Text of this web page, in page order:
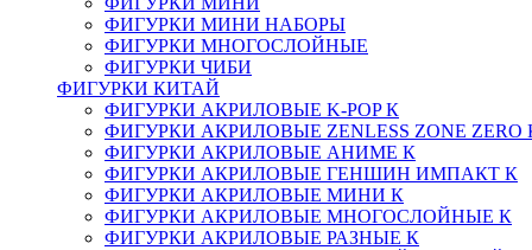
ФИГУРКИ МИНИ НАБОРЫ
ФИГУРКИ МНОГОСЛОЙНЫЕ
ФИГУРКИ ЧИБИ
ФИГУРКИ КИТАЙ
ФИГУРКИ АКРИЛОВЫЕ K-POP К
ФИГУРКИ АКРИЛОВЫЕ ZENLESS ZONE ZERO
ФИГУРКИ АКРИЛОВЫЕ АНИМЕ К
ФИГУРКИ АКРИЛОВЫЕ ГЕНШИН ИМПАКТ К
ФИГУРКИ АКРИЛОВЫЕ МИНИ К
ФИГУРКИ АКРИЛОВЫЕ МНОГОСЛОЙНЫЕ К
ФИГУРКИ АКРИЛОВЫЕ РАЗНЫЕ К